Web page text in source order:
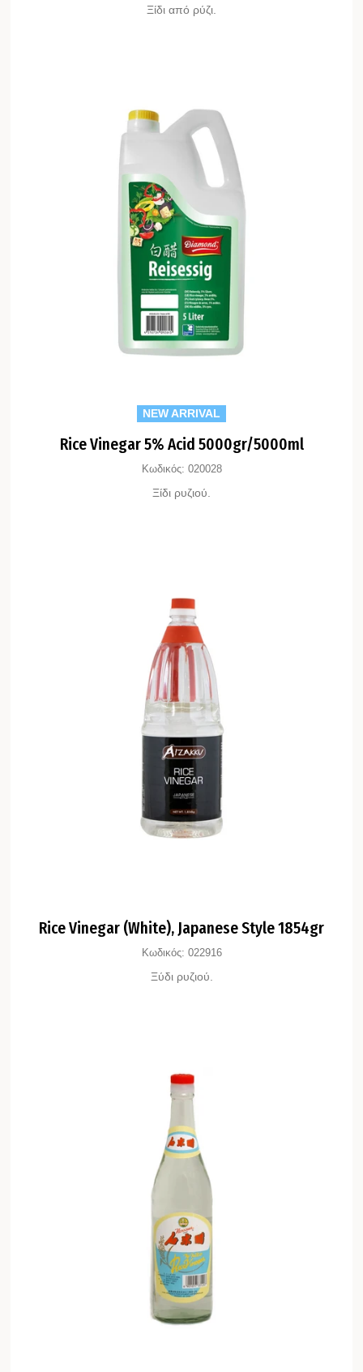
Ξίδι από ρύζι.
NEW ARRIVAL
Rice Vinegar 5% Acid 5000gr/5000ml
Κωδικός: 020028
Ξίδι ρυζιού.
Rice Vinegar (White), Japanese Style 1854gr
Κωδικός: 022916
Ξύδι ρυζιού.